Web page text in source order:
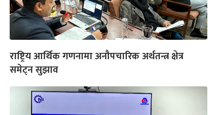
राष्ट्रिय आर्थिक गणनामा अनौपचारिक अर्थतन्त्र क्षेत्र
समेट्न सुझाव